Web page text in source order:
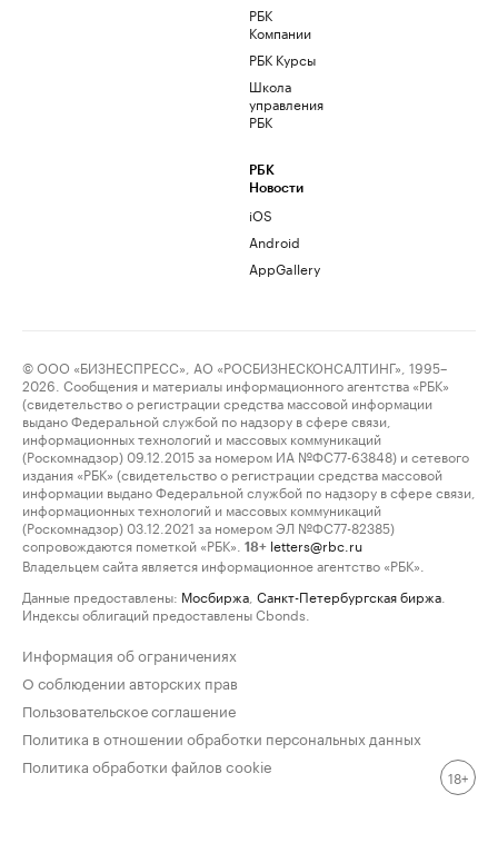
РБК
Компании
РБК Курсы
Школа
управления
РБК
РБК
Новости
iOS
Android
AppGallery
© ООО «БИЗНЕСПРЕСС», АО «РОСБИЗНЕСКОНСАЛТИНГ», 1995–
2026. Сообщения и материалы информационного агентства «РБК»
(свидетельство о регистрации средства массовой информации
выдано Федеральной службой по надзору в сфере связи,
информационных технологий и массовых коммуникаций
(Роскомнадзор) 09.12.2015 за номером ИА №ФС77-63848) и сетевого
издания «РБК» (свидетельство о регистрации средства массовой
информации выдано Федеральной службой по надзору в сфере связи,
информационных технологий и массовых коммуникаций
(Роскомнадзор) 03.12.2021 за номером ЭЛ №ФС77-82385)
сопровождаются пометкой «РБК».
18+ letters@rbc.ru
Владельцем сайта является информационное агентство «РБК».
Данные предоставлены: Мосбиржа Санкт-Петербургская биржа
Индексы облигаций предоставлены Cbonds.
Информация об ограничениях
О соблюдении авторских прав
Пользовательское соглашение
Политика в отношении обработки персональных данных
Политика обработки файлов cookie
18+